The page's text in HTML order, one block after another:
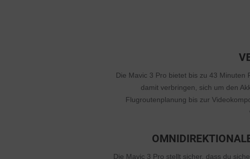
Die Mavic 3 Pro bietet bis zu 43
damit verbringen, sich um den
Flugroutenplanung bis zur
Die Mavic 3 Pro stellt sicher, dass du